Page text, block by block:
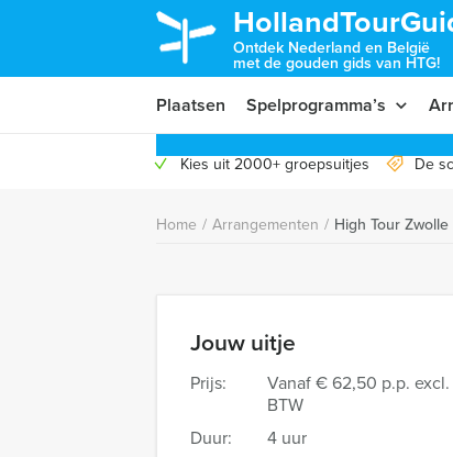
Ontdek Nederland en België
met de gouden gids van HTG!
Plaatsen Spelprogramma’s
Kies uit 2000+ groepsuitjes De
Home / Arrangementen / High Tour Zwolle
Jouw uitje
Prijs: Vanaf€ 62,50 p.p. excl.
BTW
Duur:
4 uur